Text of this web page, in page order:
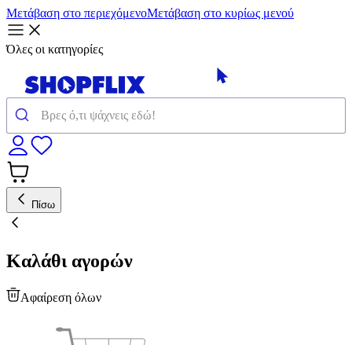
Μετάβαση στο περιεχόμενοΜετάβαση στο κυρίως μενού
Όλες οι κατηγορίες
Πίσω
Καλάθι αγορών
Αφαίρεση όλων